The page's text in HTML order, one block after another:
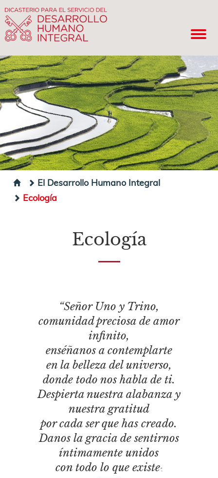
El Desarrollo Humano Integral
Ecología
Ecología
“Señor Uno y Trino,
comunidad preciosa de amor
infinito,
enséñanos a contemplarte
en la belleza del universo,
donde todo nos habla de ti.
Despierta nuestra alabanza y
nuestra gratitud
por cada ser que has creado.
Danos la gracia de sentirnos
íntimamente unidos
con todo lo que existe”.